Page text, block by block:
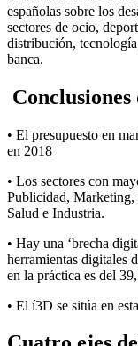
españolas sobre los
sectores de ocio,
distribución,
banca.
• El presupuesto en
en 2018
• Los sectores con
Publicidad,
Salud e Industria.
• Hay una ‘brecha
herramientas digitales
en la práctica es del
• El í3D se sitúa en